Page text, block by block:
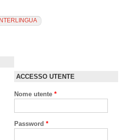
ACCESSO UTENTE
Nome utente *
Password *